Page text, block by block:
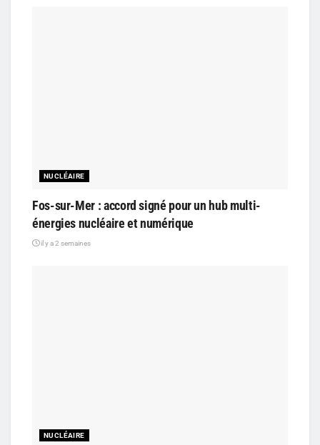
NUCLÉAIRE
Fos-sur-Mer : accord signé pour un hub multi-
énergies nucléaire et numérique
il y a 2 semaines
NUCLÉAIRE